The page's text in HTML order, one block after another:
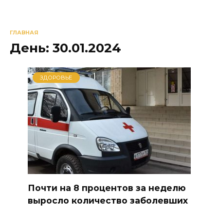
ГЛАВНАЯ
День: 30.01.2024
ЗДОРОВЬЕ
Почти на 8 процентов за неделю
выросло количество заболевших